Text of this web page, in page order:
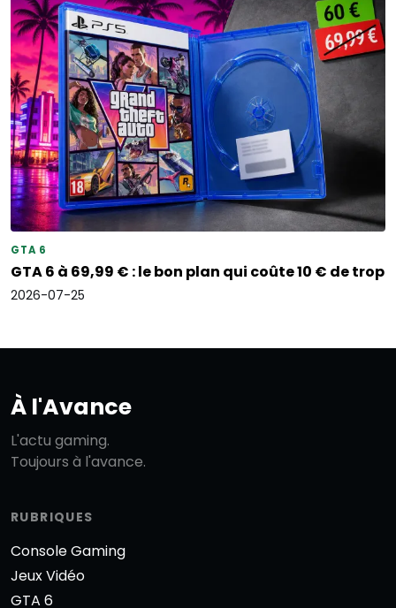
GTA 6
GTA 6 à 69,99 € : le bon plan qui coûte 10 € de trop
2026-07-25
À l'Avance
L'actu gaming.
Toujours à l'avance.
RUBRIQUES
Console Gaming
Jeux Vidéo
GTA 6